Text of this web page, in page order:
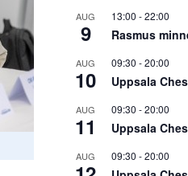
AUG
9
13:00 -22:00
Rasmus
AUG
10
09:30 -20:00
Uppsala
AUG
11
09:30 -20:00
Uppsala
AUG 09:30 -20:00